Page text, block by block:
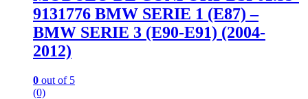
9131776 BMW SERIE 1 (E87) –
BMW SERIE 3 (E90-E91) (2004-
2012)
0 out of 5
(0)